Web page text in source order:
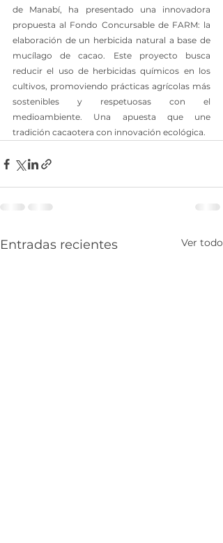
de Manabí, ha presentado una innovadora
propuesta al Fondo Concursable de FARM: la
elaboración de un herbicida natural a base de
mucílago de cacao. Este proyecto busca
reducir el uso de herbicidas químicos en los
cultivos, promoviendo prácticas agrícolas más
sostenibles y respetuosas con el
medioambiente. Una apuesta que une
tradición cacaotera con innovación ecológica.
Entradas recientes Ver todo